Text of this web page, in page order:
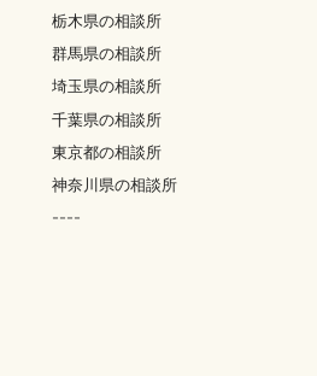
栃木県の相談所
群馬県の相談所
埼玉県の相談所
千葉県の相談所
東京都の相談所
神奈川県の相談所
----